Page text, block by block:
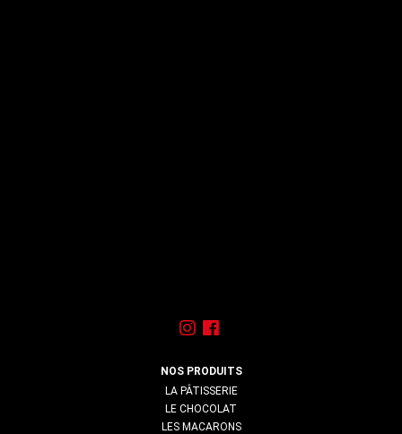
NOS PRODUITS
LA PÂTISSERIE
LE CHOCOLAT
LES MACARONS